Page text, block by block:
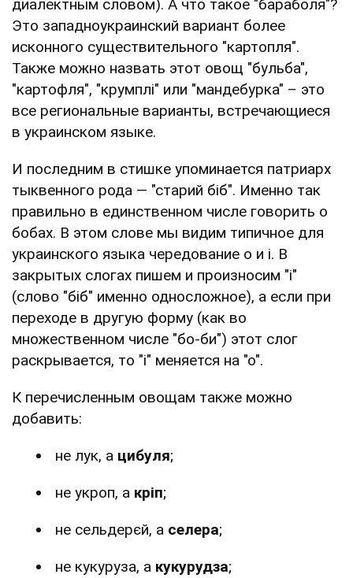
диалектным словом). А что такое "бараболя"?
Это западноукраинский вариант более
исконного существительного "картопля".
Также можно назвать этот овощ "бульба",
"картофля", "крумплі" или "мандебурка" – это
все региональные варианты, встречающиеся
в украинском языке.
И последним в стишке упоминается патриарх
тыквенного рода — "старий біб". Именно так
правильно в единственном числе говорить о
бобах. В этом слове мы видим типичное для
украинского языка чередование о и і. В
закрытых слогах пишем и произносим "і"
(слово "біб" именно односложное), а если при
переходе в другую форму (как во
множественном числе "бо-би") этот слог
раскрывается, то "і" меняется на "о".
К перечисленным овощам также можно
добавить:
не лук, а цибуля;
не укроп, а кріп;
не сельдерєй, а селера;
не кукуруза, а кукурудза;